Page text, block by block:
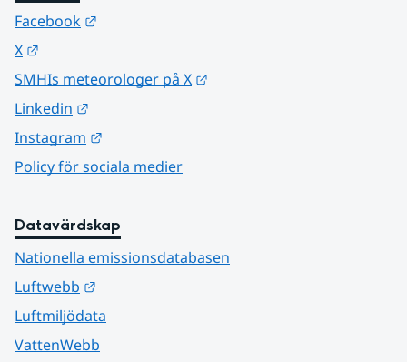
Facebook
X
SMHIs meteorologer på X
Linkedin
Instagram
Policy för sociala medier
Datavärdskap
Nationella emissionsdatabasen
Luftwebb
Luftmiljödata
VattenWebb